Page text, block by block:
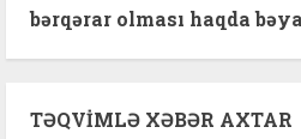
bərqərar olması haqda
TƏQVIMLƏ XƏBƏR AXTAR